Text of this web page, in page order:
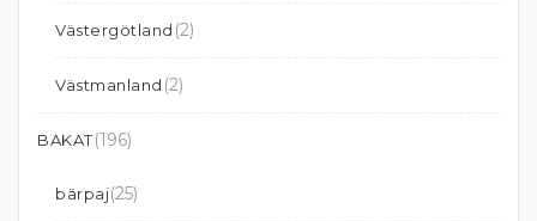
Västergötland (2)
Västmanland (2)
BAKAT(196)
bärpaj(25)